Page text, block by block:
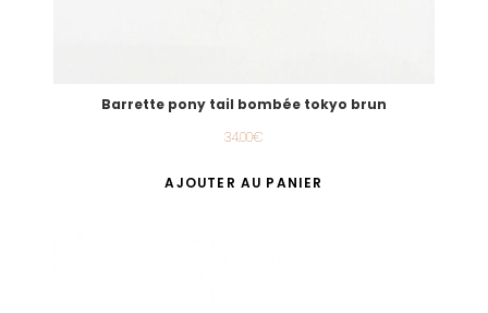
Barrette pony tail bombée tokyo brun
34.00€
AJOUTER AU PANIER